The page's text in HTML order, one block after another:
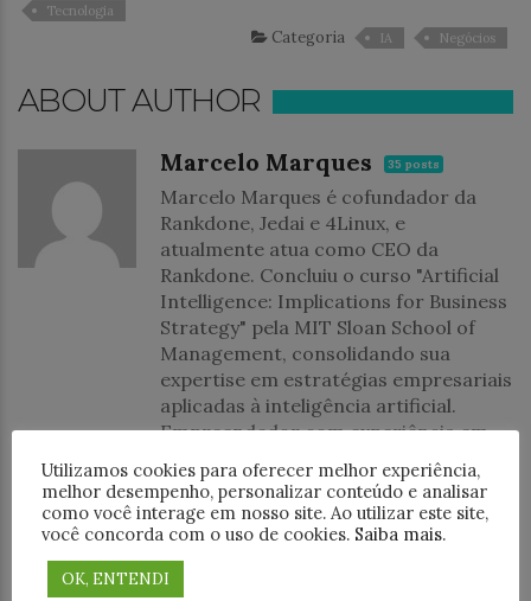
Tecnologia
Categoria IA Negócios
ABOUT AUTHOR
Marcelo Marques 35 posts
Marcelo Marques é cofundador da
Rankdone, Jedai e 4Linux, e
atualmente atua como CEO da
Rankdone. Concluiu o curso "Artificial
Intelligence: Implications for Business
Strategy" pela MIT Sloan School of
Management, consolidando sua
expertise em estratégias empresariais
aplicadas à inteligência artificial.
Empreendedor com experiência em
tecnologia e inovação, atuou na
criação da Startup Jedai, voltada para
soluções avançadas de IA e educação.
Atua também como AI Strategic
Business Advisor na Intellinode.ai, em
Delaware, EUA. Administrador pela
Utilizamos cookies para oferecer melhor experiência,
melhor desempenho, personalizar conteúdo e analisar
como você interage em nosso site. Ao utilizar este site,
você concorda com o uso de cookies. Saiba mais.
OK, ENTENDI